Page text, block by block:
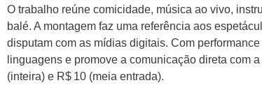
O trabalho reúne comicidade, música ao vivo,
balé. A montagem faz uma referência aos
disputam com as mídias digitais. Com
linguagens e promove a comunicação direta com
(inteira) e R$ 10 (meia entrada).